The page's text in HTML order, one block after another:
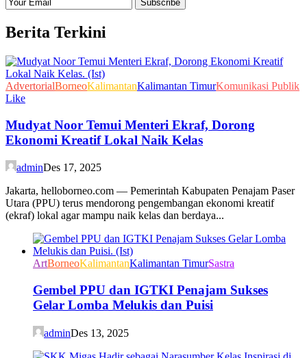
Berita Terkini
AdvertorialBorneoKalimantanKalimantan TimurKomunikasi Publik
Like
Mudyat Noor Temui Menteri Ekraf, Dorong
Ekonomi Kreatif Lokal Naik Kelas
adminDes 17, 2025
Jakarta, helloborneo.com — Pemerintah Kabupaten Penajam Paser
Utara (PPU) terus mendorong pengembangan ekonomi kreatif
(ekraf) lokal agar mampu naik kelas dan berdaya...
ArtBorneoKalimantanKalimantan TimurSastra
Gembel PPU dan IGTKI Penajam Sukses
Gelar Lomba Melukis dan Puisi
adminDes 13, 2025